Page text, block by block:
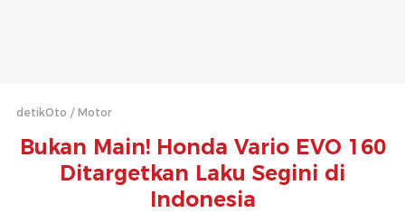
detikOto Motor
Bukan Main! Honda Vario EVO 160
Ditargetkan Laku Segini di
Indonesia